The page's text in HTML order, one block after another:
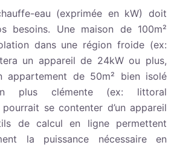
eau (exprimée en kW) doit
besoins. Une maison de 100m²
dans une région froide (ex:
un appareil de 24kW ou plus,
appartement de 50m² bien isolé
plus clémente (ex: littoral
se contenter d’un appareil
de calcul en ligne permettent
la puissance nécessaire en